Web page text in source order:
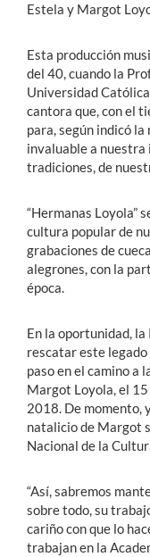
Estela y Margot
Esta producción
del 40, cuando la
Universidad
cantora que, con el
para, según indicó
invaluable a nuestra
tradiciones, de
“Hermanas Loyola”
cultura popular de
grabaciones de
alegrones, con la
época.
En la oportunidad,
rescatar este legado
paso en el camino a
Margot Loyola, el
2018. De momento,
natalicio de Margot
Nacional de la
“Así, sabremos
sobre todo, su
cariño con que lo
trabajan en la